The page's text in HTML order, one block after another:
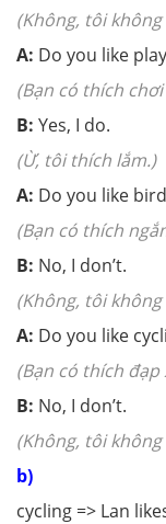
(Không, tôi
A: Do you like
(Bạn có thích
B: Yes, I do.
(Ừ, tôi thích lắm.)
A: Do you like
(Bạn có thích
B: No, I don’t.
(Không, tôi
A: Do you like
(Bạn có thích đạp
B: No, I don’t.
(Không, tôi
b)
cycling => Lan